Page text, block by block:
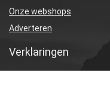
Onze webshops
Adverteren
Verklaringen